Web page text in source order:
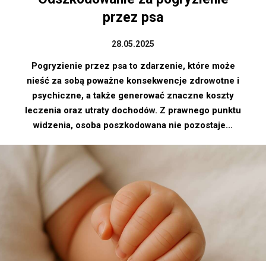
przez psa
28.05.2025
Pogryzienie przez psa to zdarzenie, które może
nieść za sobą poważne konsekwencje zdrowotne i
psychiczne, a także generować znaczne koszty
leczenia oraz utraty dochodów. Z prawnego punktu
widzenia, osoba poszkodowana nie pozostaje...